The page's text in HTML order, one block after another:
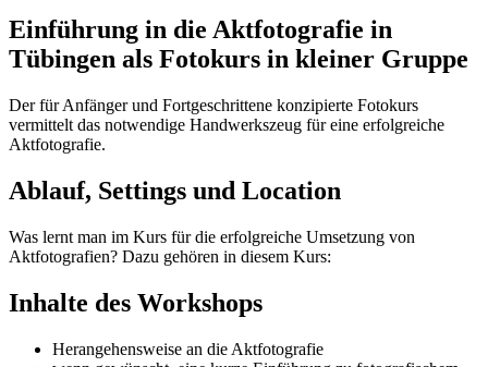
Einführung in die Aktfotografie in
Tübingen als Fotokurs in kleiner Gruppe
Der für Anfänger und Fortgeschrittene konzipierte Fotokurs
vermittelt das notwendige Handwerkszeug für eine erfolgreiche
Aktfotografie.
Ablauf, Settings und Location
Was lernt man im Kurs für die erfolgreiche Umsetzung von
Aktfotografien? Dazu gehören in diesem Kurs:
Inhalte des Workshops
Herangehensweise an die Aktfotografie